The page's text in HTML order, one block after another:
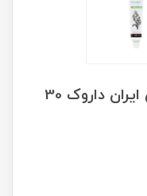
پماد درمان هموروئید رکتوس ایران داروک 30